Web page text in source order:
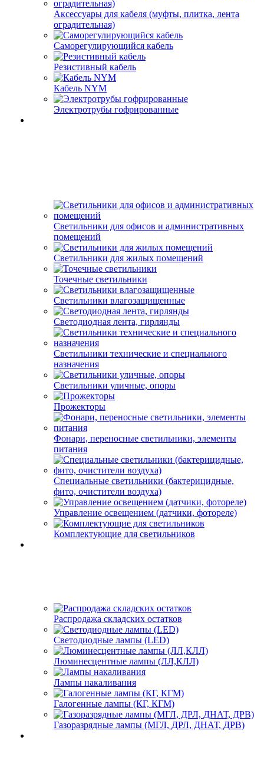
Аксессуары для кабеля (муфты, плитка, лента
оградительная)
Саморегулирующийся кабель
Резистивный кабель
Кабель NYM
Электротрубы гофрированные
Светильники для офисов и административных
помещений
Светильники для жилых помещений
Точечные светильники
Светильники влагозащищенные
Светодиодная лента, гирлянды
Светильники технические и специального
назначения
Светильники уличные, опоры
Прожекторы
Фонари, переносные светильники, элементы
питания
Специальные светильники (бактерицидные,
фито, очистители воздуха)
Управление освещением (датчики, фотореле)
Комплектующие для светильников
Распродажа складских остатков
Светодиодные лампы (LED)
Люминесцентные лампы (ЛЛ,КЛЛ)
Лампы накаливания
Галогенные лампы (КГ, КГМ)
Газоразрядные лампы (МГЛ, ДРЛ, ДНАТ, ДРВ)